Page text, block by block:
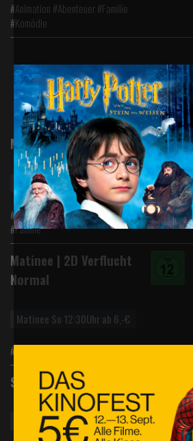
#Animation #Abenteuer #Familie
#Komödie
FSK*
Matinee | 2D Toy Story 5
Matinee So 13:00Uhr ab 6,-€
#Abenteuer #Animation #Komödie
#Familie
Matinee | 2D Verflucht
Normal
Matinee So 12:30Uhr ab 6,-€
#Drama #Komödie
Sneak Preview
Sneak Preview